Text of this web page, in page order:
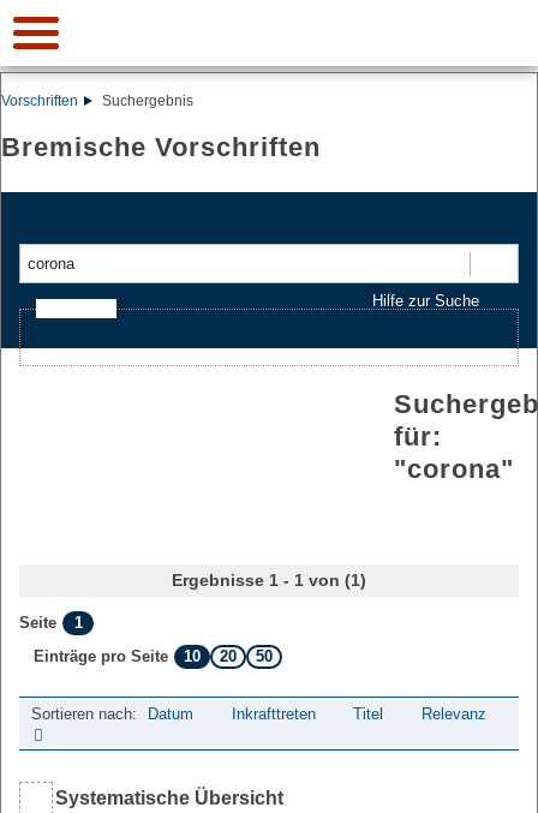
Vorschriften Suchergebnis
Bremische Vorschriften
Hilfe zur Suche
für:
"corona"
Ergebnisse 1 - 1 von (1)
Seite
1
Einträge pro Seite
10 20 50
Sortieren nach: Datum Inkrafttreten Titel Relevanz
Systematische Übersicht